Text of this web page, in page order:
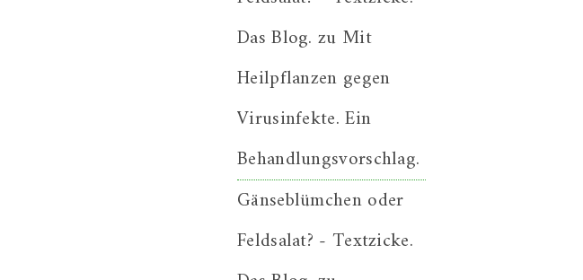
Das Blog. zu Mit
Heilpflanzen gegen
Virusinfekte. Ein
Behandlungsvorschlag.
Gänseblümchen oder
Feldsalat? - Textzicke.